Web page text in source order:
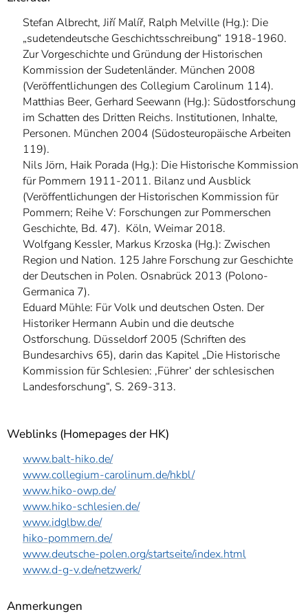
Stefan Albrecht, Jiří Malíř, Ralph Melville (Hg.): Die
„sudetendeutsche Geschichtsschreibung“ 1918-1960.
Zur Vorgeschichte und Gründung der Historischen
Kommission der Sudetenländer. München 2008
(Veröffentlichungen des Collegium Carolinum 114).
Matthias Beer, Gerhard Seewann (Hg.): Südostforschung
im Schatten des Dritten Reichs. Institutionen, Inhalte,
Personen. München 2004 (Südosteuropäische Arbeiten
119).
Nils Jörn, Haik Porada (Hg.): Die Historische Kommission
für Pommern 1911-2011. Bilanz und Ausblick
(Veröffentlichungen der Historischen Kommission für
Pommern; Reihe V: Forschungen zur Pommerschen
Geschichte, Bd. 47). Köln, Weimar 2018.
Wolfgang Kessler, Markus Krzoska (Hg.): Zwischen
Region und Nation. 125 Jahre Forschung zur Geschichte
der Deutschen in Polen. Osnabrück 2013 (Polono-
Germanica 7).
Eduard Mühle: Für Volk und deutschen Osten. Der
Historiker Hermann Aubin und die deutsche
Ostforschung. Düsseldorf 2005 (Schriften des
Bundesarchivs 65), darin das Kapitel „Die Historische
Kommission für Schlesien: ‚Führer‘ der schlesischen
Landesforschung“, S. 269-313.
Weblinks (Homepages der HK)
www.balt-hiko.de/
www.collegium-carolinum.de/hkbl/
www.hiko-owp.de/
www.hiko-schlesien.de/
www.idglbw.de/
hiko-pommern.de/
www.deutsche-polen.org/startseite/index.html
www.d-g-v.de/netzwerk/
Anmerkungen